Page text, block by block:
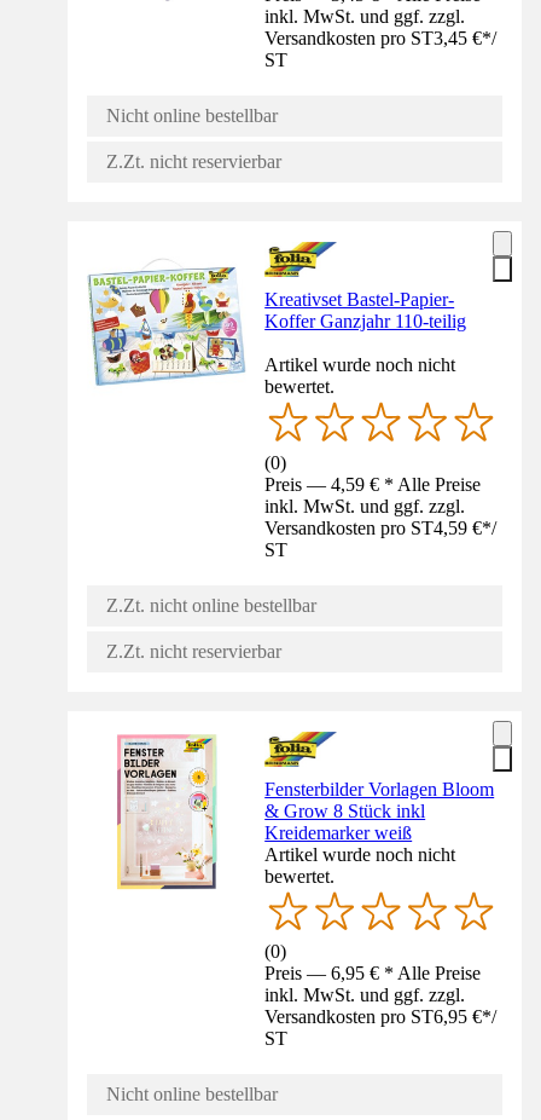
inkl. MwSt. und ggf. zzgl.
Versandkosten pro ST3,45 €*/
ST
Nicht online bestellbar
Z.Zt. nicht reservierbar
Kreativset Bastel-Papier-
Koffer Ganzjahr 110-teilig
Artikel wurde noch nicht
bewertet.
(0)
Preis — 4,59 € * Alle Preise
inkl. MwSt. und ggf. zzgl.
Versandkosten pro ST4,59 €*/
ST
Z.Zt. nicht online bestellbar
Z.Zt. nicht reservierbar
Fensterbilder Vorlagen Bloom
& Grow 8 Stück inkl
Kreidemarker weiß
Artikel wurde noch nicht
bewertet.
(0)
Preis — 6,95 € * Alle Preise
inkl. MwSt. und ggf. zzgl.
Versandkosten pro ST6,95 €*/
ST
Nicht online bestellbar